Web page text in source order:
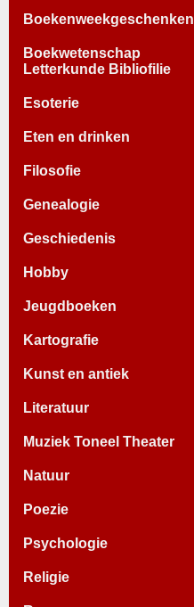
Boekenweekgeschenken
Boekwetenschap
Letterkunde Bibliofilie
Esoterie
Eten en drinken
Filosofie
Genealogie
Geschiedenis
Hobby
Jeugdboeken
Kartografie
Kunst en antiek
Literatuur
Muziek Toneel Theater
Natuur
Poezie
Psychologie
Religie